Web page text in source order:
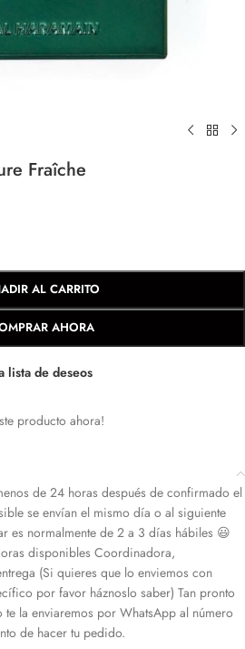
Fraîche
AL CARRITO
AHORA
lista de deseos
producto ahora!
de 24 horas después de confirmado el
se envían el mismo día o al siguiente
es normalmente de 2 a 3 días hábiles 😃
disponibles Coordinadora,
(Si quieres que lo enviemos con
por favor háznoslo saber) Tan pronto
la enviaremos por WhatsApp al número
de hacer tu pedido.